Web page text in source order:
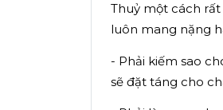
Thuỷ một cách
luôn mang nặng
- Phải kiếm sao
sẽ đặt táng cho